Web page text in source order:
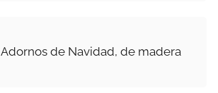
Adornos de Navidad, de madera